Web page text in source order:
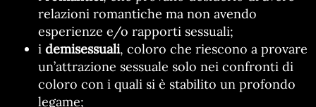
relazioni romantiche ma non avendo
esperienze e/o rapporti sessuali;
i demisessuali, coloro che riescono a provare
un’attrazione sessuale solo nei confronti di
coloro con i quali si è stabilito un profondo
legame;